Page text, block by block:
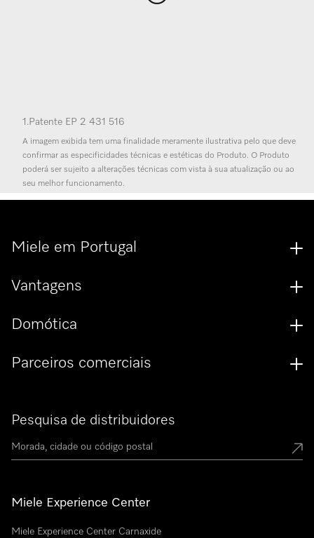
1.Patente EP 2 431 516
A imagem exibida tem uma finalidade meramente ilustrativa pelo que deve
confirmar as especificidades técnicas e estéticas do Produto. O Produto
poderá ser sujeito a alterações técnicas com vista à sua atualização ou ao
seu melhor funcionamento.
Pesquisa de distribuidores
Miele Experience Center
Miele Experience Center Carnaxide
Miele em Portugal
Vantagens
Domótica
Parceiros comerciais